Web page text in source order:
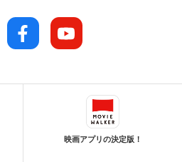
映画アプリの決定版！